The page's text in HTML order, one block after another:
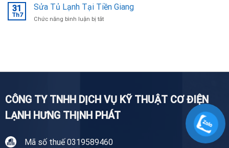
Ninh
Máy
Tại
31
Th7
Sửa Tủ Lạnh Tại Tiền Giang
Chức năng bình luận bị tắtở
Giang
CÔNG TY TNHH DỊCH VỤ KỸ THUẬT CƠ ĐIỆN
LẠNH HƯNG THỊNH PHÁT
Mã số thuế 0319589460